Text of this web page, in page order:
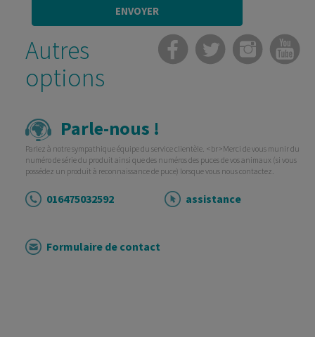
ENVOYER
Autres
options
Parle-nous !
Parlez à notre sympathique équipe du service clientèle. <br>Merci de vous munir du
numéro de série du produit ainsi que des numéros des puces de vos animaux (si vous
possédez un produit à reconnaissance de puce) lorsque vous nous contactez.
016475032592
Formulaire de contact
assistance